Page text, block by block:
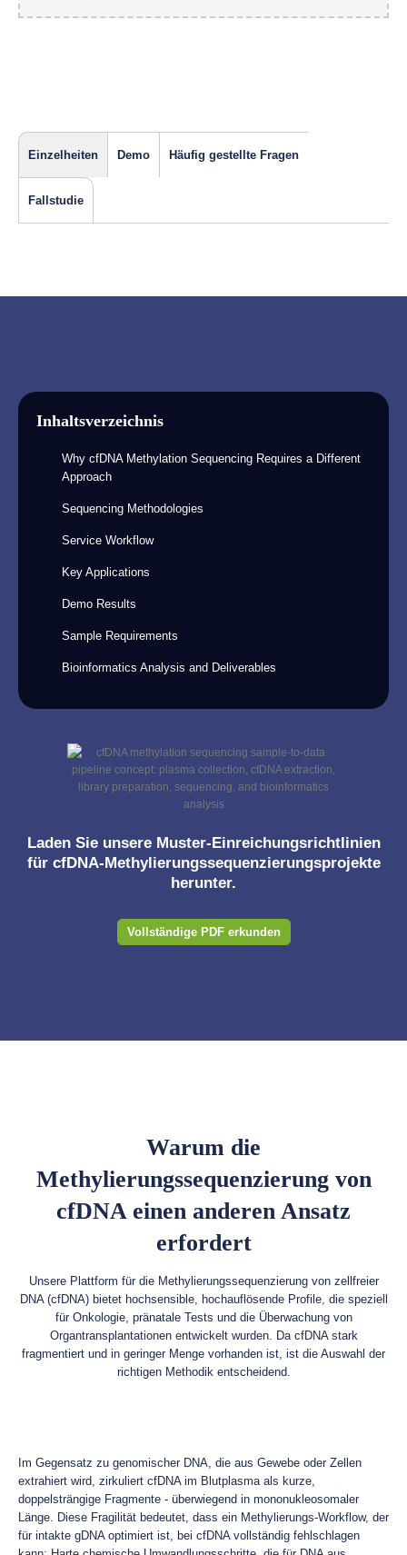
Einzelheiten Demo Häufig gestellte Fragen
Fallstudie
Inhaltsverzeichnis
Why cfDNA Methylation Sequencing Requires a Different
Approach
Sequencing Methodologies
Service Workflow
Key Applications
Demo Results
Sample Requirements
Bioinformatics Analysis and Deliverables
Laden Sie unsere Muster-Einreichungsrichtlinien
für cfDNA-Methylierungssequenzierungsprojekte
herunter.
Vollständige PDF erkunden
Warum die
Methylierungssequenzierung von
cfDNA einen anderen Ansatz
erfordert
Unsere Plattform für die Methylierungssequenzierung von zellfreier
DNA (cfDNA) bietet hochsensible, hochauflösende Profile, die speziell
für Onkologie, pränatale Tests und die Überwachung von
Organtransplantationen entwickelt wurden. Da cfDNA stark
fragmentiert und in geringer Menge vorhanden ist, ist die Auswahl der
richtigen Methodik entscheidend.
Im Gegensatz zu genomischer DNA, die aus Gewebe oder Zellen
extrahiert wird, zirkuliert cfDNA im Blutplasma als kurze,
doppelsträngige Fragmente - überwiegend in mononukleosomaler
Länge. Diese Fragilität bedeutet, dass ein Methylierungs-Workflow, der
für intakte gDNA optimiert ist, bei cfDNA vollständig fehlschlagen